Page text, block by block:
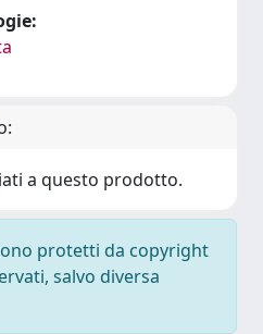
a questo prodotto.
protetti da copyright
salvo diversa